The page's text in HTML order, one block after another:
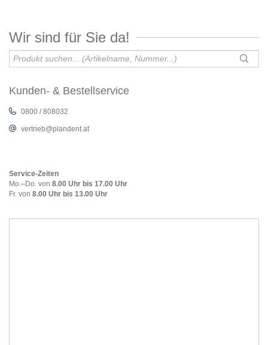
Wir sind für Sie da!
Kunden- & Bestellservice
0800 / 808032
vertrieb@plandent.at
Service-Zeiten
Mo.–Do. von 8.00 Uhr bis 17.00 Uhr
Fr. von 8.00 Uhr bis 13.00 Uhr